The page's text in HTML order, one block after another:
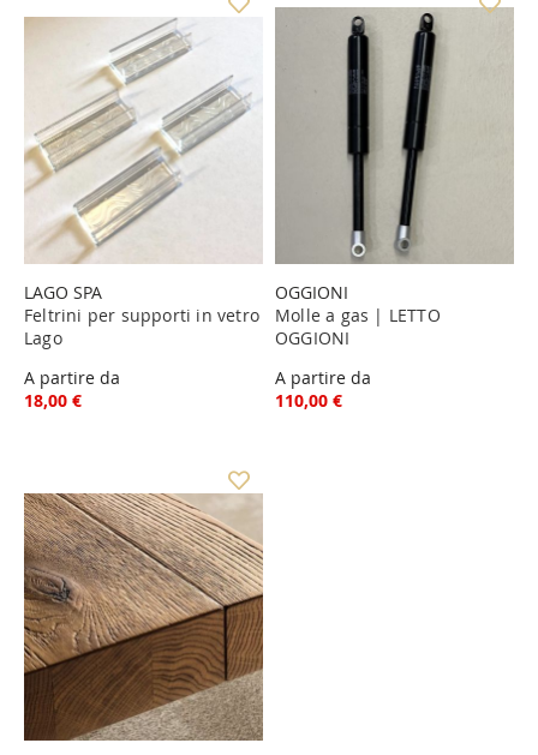
LAGO SPA
Feltrini per supporti in vetro
Lago
A partire da
18,00 €
OGGIONI
Molle a gas | LETTO
OGGIONI
A partire da
110,00 €